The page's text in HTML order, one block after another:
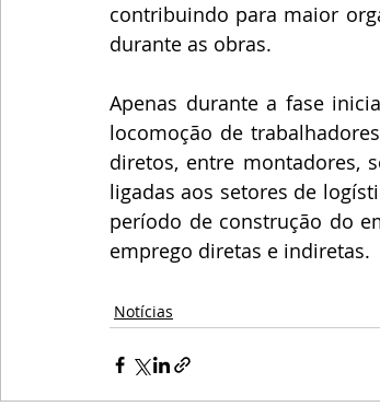
contribuindo para maior
durante as obras.
Apenas durante a fase
locomoção de
diretos, entre montadores,
ligadas aos setores de
período de construção do
emprego diretas e indiretas.
Notícias